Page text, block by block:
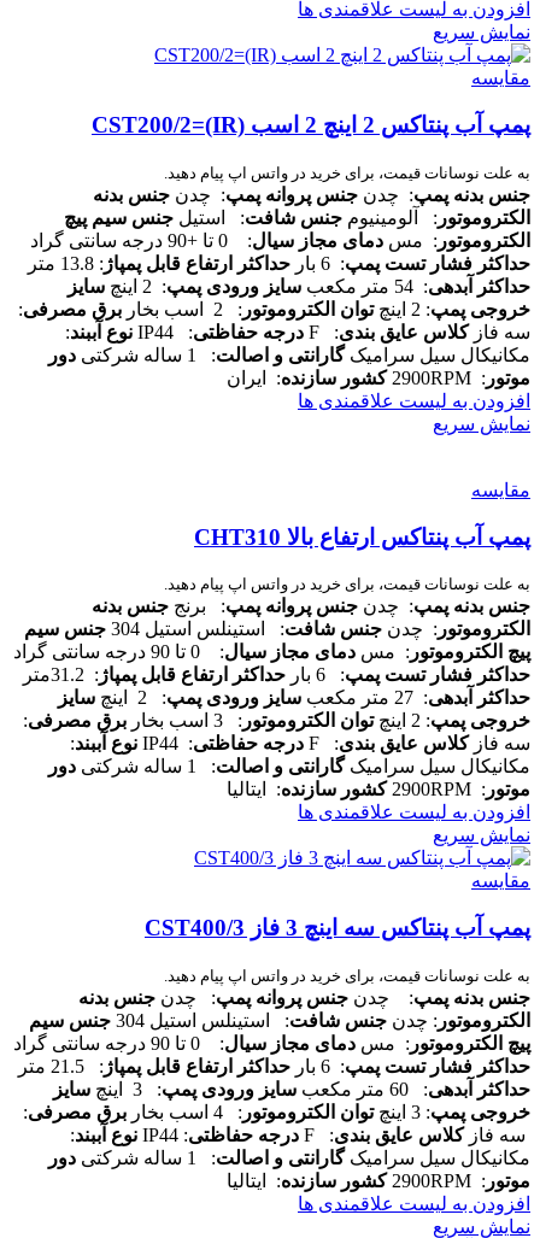
افزودن به لیست علاقمندی ها
نمایش سریع
مقایسه
پمپ آب پنتاکس 2 اینچ 2 اسب CST200/2=(IR)
به علت نوسانات قیمت، برای خرید در واتس اپ پیام دهید.
جنس بدنه پمپ: چدن جنس پروانه پمپ: چدن جنس بدنه
الکتروموتور : آلومینیوم جنس شافت: استیل جنس سیم پیچ
الکتروموتور : مس دمای مجاز سیال: 0 تا +90 درجه سانتی گراد
حداکثر فشار تست پمپ: 6 بار حداکثر ارتفاع قابل پمپاژ : 13.8 متر
حداکثر آبدهی: 54 متر مکعب سایز ورودی پمپ: 2 اینچ
سایز
خروجی پمپ: 2 اینچ توان الکتروموتور : 2 اسب بخار برق مصرفی:
سه فازکلاس عایق بندی: F درجه حفاظتی: IP44 نوع آببند:
مکانیکال سیل سرامیکگارانتی و اصالت: 1 ساله شرکتی
دور
موتور : 2900RPM کشور سازنده: ایران
افزودن به لیست علاقمندی ها
نمایش سریع
مقایسه
پمپ آب پنتاکس ارتفاع بالا CHT310
به علت نوسانات قیمت، برای خرید در واتس اپ پیام دهید.
جنس بدنه پمپ: چدن جنس پروانه پمپ: برنج جنس بدنه
الکتروموتور : چدن جنس شافت: استینلس استیل 304
جنس سیم
پیچ الکتروموتور : مس دمای مجاز سیال: 0 تا 90 درجه سانتی گراد
حداکثر فشار تست پمپ: 6 بار حداکثر ارتفاع قابل پمپاژ : 31.2متر
حداکثر آبدهی: 27 متر مکعب سایز ورودی پمپ: 2 اینچ
سایز
خروجی پمپ: 2 اینچ توان الکتروموتور : 3 اسب بخار برق مصرفی:
سه فازکلاس عایق بندی: F درجه حفاظتی: IP44 نوع آببند:
مکانیکال سیل سرامیکگارانتی و اصالت: 1 ساله شرکتی
دور
موتور : 2900RPM کشور سازنده: ایتالیا
افزودن به لیست علاقمندی ها
نمایش سریع
مقایسه
پمپ آب پنتاکس سه اینچ 3 فاز CST400/3
به علت نوسانات قیمت، برای خرید در واتس اپ پیام دهید.
جنس بدنه پمپ: چدن جنس پروانه پمپ: چدن جنس بدنه
الکتروموتور : چدن جنس شافت: استینلس استیل 304
جنس سیم
پیچ الکتروموتور : مس دمای مجاز سیال: 0 تا 90 درجه سانتی گراد
حداکثر فشار تست پمپ: 6 بار حداکثر ارتفاع قابل پمپاژ : 21.5 متر
حداکثر آبدهی: 60 متر مکعب سایز ورودی پمپ: 3 اینچ
سایز
خروجی پمپ: 3 اینچ توان الکتروموتور : 4 اسب بخار برق مصرفی:
سه فازکلاس عایق بندی: F درجه حفاظتی: IP44 نوع آببند:
مکانیکال سیل سرامیکگارانتی و اصالت: 1 ساله شرکتی
دور
موتور : 2900RPM کشور سازنده: ایتالیا
افزودن به لیست علاقمندی ها
نمایش سریع